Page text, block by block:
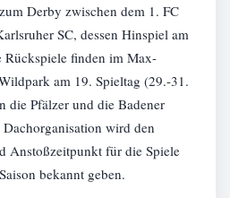
Derby zwischen dem 1. FC
SC, dessen Hinspiel am
Rückspiele finden im Max-
am 19. Spieltag (29.-31.
die Pfälzer und die Badener
wird den
Anstoßzeitpunkt für die Spiele
bekannt geben.